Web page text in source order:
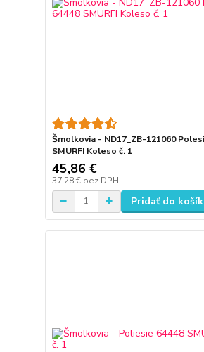
Šmolkovia - ND17_ZB-121060
SMURFI Koleso č. 1
45,86 €
37,28 € bez DPH
Pridať do